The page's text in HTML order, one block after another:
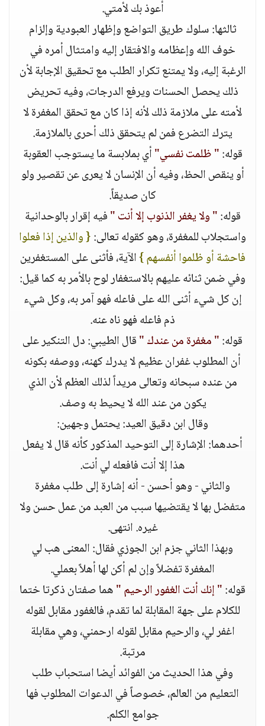
أعوذ بك لأمتي.
ثالثها: سلوك طريق التواضع وإظهار العبودية وإلزام
خوف الله وإعظامه والافتقار إليه وامتثال أمره في
الرغبة إليه، ولا يمتنع تكرار الطلب مع تحقيق الإجابة لأن
ذلك يحصل الحسنات ويرفع الدرجات، وفيه تحريض
لأمته على ملازمة ذلك لأنه إذا كان مع تحقق المغفرة لا
يترك التضرع فمن لم يتحقق ذلك أحرى بالملازمة.
قوله:" ظلمت نفسي"أي بملابسة ما يستوجب العقوبة
أو ينقص الحظ، وفيه أن الإنسان لا يعرى عن تقصير ولو
كان صديقاً.
قوله:" ولا يغفر الذنوب إلا أنت "فيه إقرار بالوحدانية
واستجلاب للمغفرة، وهو كقوله تعالى:{ والذين إذا فعلوا
فاحشة أو ظلموا أنفسهم }الآية، فأثنى على المستغفرين
وفي ضمن ثنائه عليهم بالاستغفار لوح بالأمر به كما قيل:
إن كل شيء أثنى الله على فاعله فهو آمر به، وكل شيء
ذم فاعله فهو ناه عنه.
قوله:" مغفرة من عندك "قال الطيبي: دل التنكير على
أن المطلوب غفران عظيم لا يدرك كهنه، ووصفه بكونه
من عنده سبحانه وتعالى مريداً لذلك العظم لأن الذي
يكون من عند الله لا يحيط به وصف.
وقال ابن دقيق العيد: يحتمل وجهين:
أحدهما: الإشارة إلى التوحيد المذكور كأنه قال لا يفعل
هذا إلا أنت فافعله لي أنت.
والثاني - وهو أحسن - أنه إشارة إلى طلب مغفرة
متفضل بها لا يقتضيها سبب من العبد من عمل حسن ولا
غيره. انتهى.
وبهذا الثاني جزم ابن الجوزي فقال: المعنى هب لي
المغفرة تفضلاً وإن لم أكن لها أهلاً بعملي.
قوله:" إنك أنت الغفور الرحيم "هما صفتان ذكرتا ختما
للكلام على جهة المقابلة لما تقدم، فالغفور مقابل لقوله
اغفر لي، والرحيم مقابل لقوله ارحمني، وهي مقابلة
مرتبة.
وفي هذا الحديث من الفوائد أيضا استحباب طلب
التعليم من العالم، خصوصاً في الدعوات المطلوب فها
جوامع الكلم.